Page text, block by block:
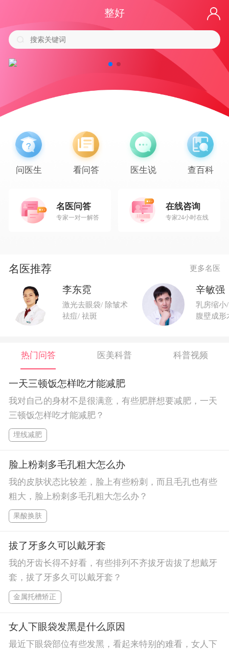
整好
问医生 看问答 医生说 查百科
名医问答
专家一对一解答
在线咨询
专家24小时在线
名医推荐 更多名医
李东霓
激光去眼袋/ 除皱术
祛痘/ 祛斑
辛敏强
乳房缩小
腹壁成形
热门问答 医美科普 科普视频
一天三顿饭怎样吃才能减肥
我对自己的身材不是很满意，有些肥胖想要减肥，一天
三顿饭怎样吃才能减肥？
埋线减肥
脸上粉刺多毛孔粗大怎么办
我的皮肤状态比较差，脸上有些粉刺，而且毛孔也有些
粗大，脸上粉刺多毛孔粗大怎么办？
果酸换肤
拔了牙多久可以戴牙套
我的牙齿长得不好看，有些排列不齐拔牙齿拔了想戴牙
套，拔了牙多久可以戴牙套？
金属托槽矫正
女人下眼袋发黑是什么原因
最近下眼袋部位有些发黑，看起来特别的难看，女人下